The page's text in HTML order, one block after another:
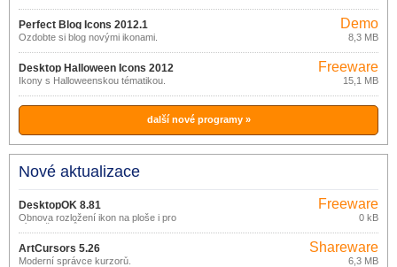
Perfect Blog Icons 2012.1
Ozdobte si blog novými ikonami.
Demo
8,3 MB
Desktop Halloween Icons 2012
Ikony s Halloweenskou tématikou.
Freeware
15,1 MB
další nové programy »
Nové aktualizace
DesktopOK 8.81
Obnova rozložení ikon na ploše i pro
více uživatelů.
Freeware
0 kB
ArtCursors 5.26
Moderní správce kurzorů.
Shareware
6,3 MB